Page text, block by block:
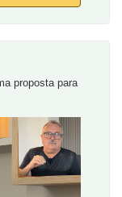
proposta para